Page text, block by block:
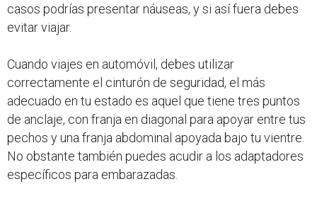
casos podrías presentar náuseas, y si así fuera debes
evitar viajar.
Cuando viajes en automóvil, debes utilizar
correctamente el cinturón de seguridad, el más
adecuado en tu estado es aquel que tiene tres puntos
de anclaje, con franja en diagonal para apoyar entre tus
pechos y una franja abdominal apoyada bajo tu vientre.
No obstante también puedes acudir a los adaptadores
específicos para embarazadas.